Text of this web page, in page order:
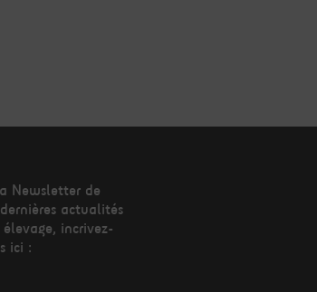
Newsletter de
actualités
incrivez-
ici :